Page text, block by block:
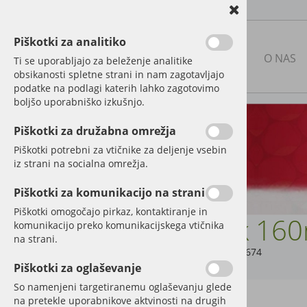
NAŠA PONUDBA O NAS
MEHANIZACIJA
NOVA MEHANIZACIJA IN
PRIKLJUČKI
DELI IN DODATNA OPREMA
ZA TRAKTORJE
REZERVNI DELI ZA KMETIJSKE
STROJE
FOLIJA, MREŽA, VRVICA
Lijak
JK02674
Piškotki za analitiko
Ti se uporabljajo za beleženje analitike
obsikanosti spletne strani in nam zagotavljajo
podatke na podlagi katerih lahko zagotovimo
boljšo uporabniško izkušnjo.
Piškotki za družabna omrežja
Piškotki potrebni za vtičnike za deljenje vsebin
iz strani na socialna omrežja.
Piškotki za komunikacijo na strani
Piškotki omogočajo pirkaz, kontaktiranje in
komunikacijo preko komunikacijskega vtičnika
na strani.
Piškotki za oglaševanje
So namenjeni targetiranemu oglaševanju glede
na pretekle uporabnikove aktvinosti na drugih